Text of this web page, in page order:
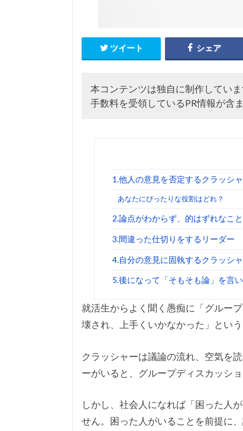
ツイート シェア
本コンテンツは独自に制作してい
手数料を受領しているPR情報が含
1.他人の意見を否定するクラッシ
あなたにぴったりな役割はどれ？
2.論点がわからず、的はずれなこ
3.間違った仕切りをするリーダー
4.自分の意見に固執するクラッシ
5.後になって「そもそも論」を言
就活生からよく聞く愚痴に「グルー
壊され、上手くいかなかった」という
クラッシャーは議論の流れ、空気を
ーがいると、グループディスカッシ
しかし、社会人になれば「困った人
せん。困った人がいることを前提に